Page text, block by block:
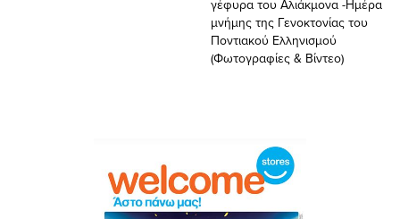
γέφυρα του Αλιάκμονα -Ημέρα
μνήμης της Γενοκτονίας του
Ποντιακού Ελληνισμού
(Φωτογραφίες & Βίντεο)